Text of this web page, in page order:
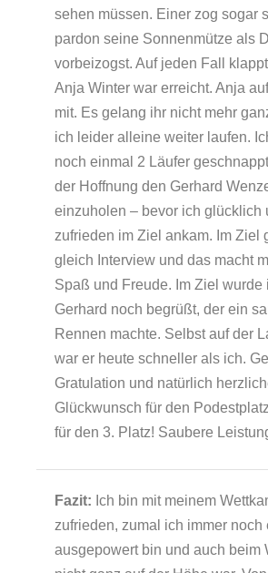
sehen müssen. Einer zog sogar
pardon seine Sonnenmütze als
vorbeizogst. Auf jeden Fall
Anja Winter war erreicht. Anja
mit. Es gelang ihr nicht mehr
ich leider alleine weiter laufen.
noch einmal 2 Läufer
der Hoffnung den Gerhard
einzuholen – bevor ich glücklich
zufrieden im Ziel ankam. Im Ziel
gleich Interview und das macht
Spaß und Freude. Im Ziel wurde
Gerhard noch begrüßt, der ein
Rennen machte. Selbst auf der
war er heute schneller als ich.
Gratulation und natürlich
Glückwunsch für den
für den 3. Platz! Saubere
Fazit: Ich bin mit meinem
zufrieden, zumal ich immer noch
ausgepowert bin und auch beim